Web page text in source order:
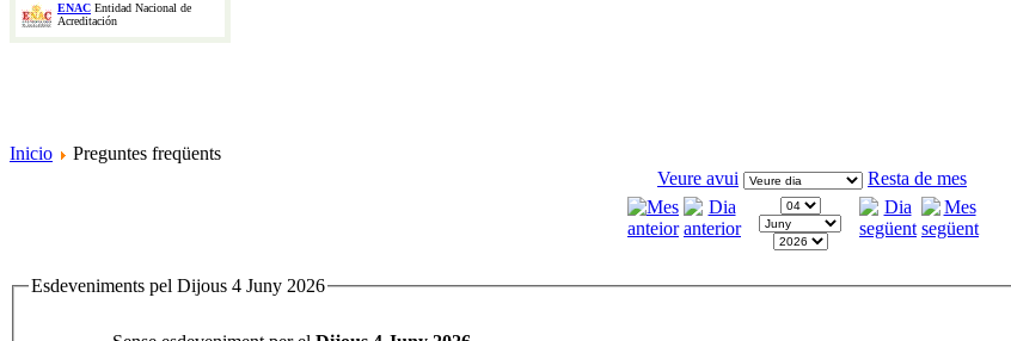
ENAC Entidad Nacional de
Acreditación
Inicio
Preguntes freqüents
Veure avui
Resta de mes
Esdeveniments pel Dijous 4 Juny 2026